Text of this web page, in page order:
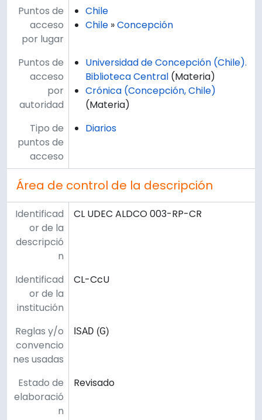
Puntos de
acceso
por lugar
Chile
Chile »Concepción
Puntos de
acceso
por
autoridad
Universidad de Concepción (Chile).
Biblioteca Central (Materia)
Crónica (Concepción, Chile)
(Materia)
Tipo de
puntos de
acceso
Diarios
Área de control de la descripción
Identificad
or de la
descripció
n
CL UDEC ALDCO 003-RP-CR
Identificad
or de la
institución
CL-CcU
Reglas y/o
convencio
nes usadas
ISAD (G)
Estado de
elaboració
n
Revisado